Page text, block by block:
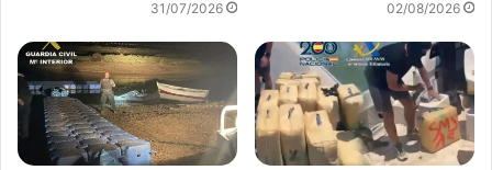
02/08/2026
31/07/2026